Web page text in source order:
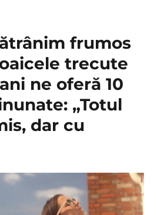
frumos
trecute
ne oferă 10
„Totul
dar cu